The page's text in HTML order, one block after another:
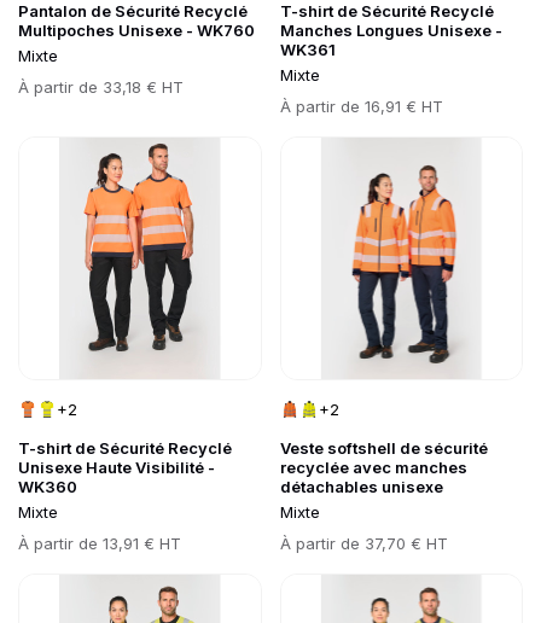
Pantalon de Sécurité Recyclé
Multipoches Unisexe - WK760
Mixte
Prix
À partir de 33,18 € HT
T-shirt de Sécurité Recyclé
Manches Longues Unisexe -
WK361
Mixte
Prix
À partir de 16,91 € HT
T-shirt de Sécurité Recyclé
Unisexe Haute Visibilité -
WK360
Mixte
Prix
À partir de 13,91 € HT
+2
Go to product page
Veste softshell de sécurité
recyclée avec manches
détachables unisexe
Mixte
Prix
À partir de 37,70 € HT
+2
Go to product page Go to product page